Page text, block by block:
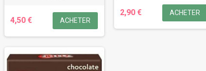
4,50 € ACHETER
2,90 € ACHETER